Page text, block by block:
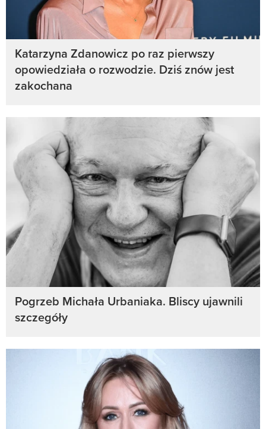
Katarzyna Zdanowicz po raz pierwszy
opowiedziała o rozwodzie. Dziś znów jest
zakochana
Pogrzeb Michała Urbaniaka. Bliscy ujawnili
szczegóły